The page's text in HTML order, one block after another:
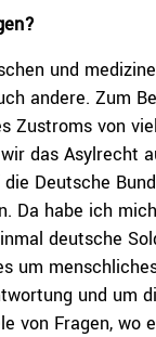
und
andere. Zum
Zustroms von
das Asylrecht
Deutsche
Da habe ich
deutsche
um
und um
von Fragen, wo